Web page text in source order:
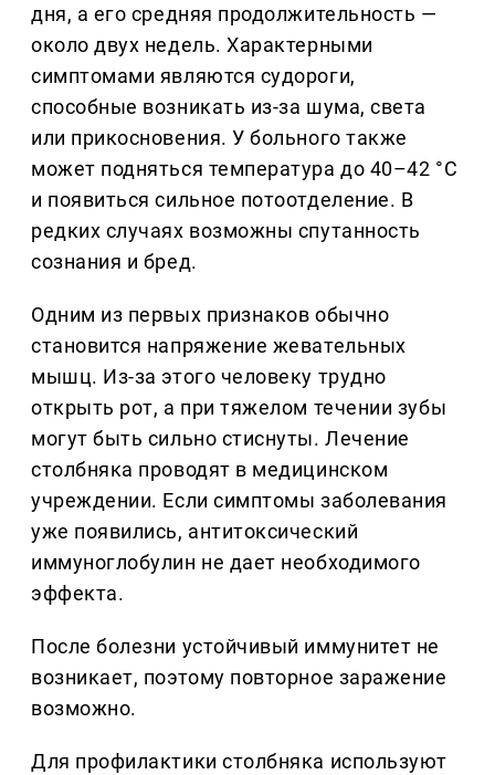
дня, а его средняя продолжительность —
около двух недель. Характерными
симптомами являются судороги,
способные возникать из-за шума, света
или прикосновения. У больного также
может подняться температура до 40–42 °С
и появиться сильное потоотделение. В
редких случаях возможны спутанность
сознания и бред.
Одним из первых признаков обычно
становится напряжение жевательных
мышц. Из-за этого человеку трудно
открыть рот, а при тяжелом течении зубы
могут быть сильно стиснуты. Лечение
столбняка проводят в медицинском
учреждении. Если симптомы заболевания
уже появились, антитоксический
иммуноглобулин не дает необходимого
эффекта.
После болезни устойчивый иммунитет не
возникает, поэтому повторное заражение
возможно.
Для профилактики столбняка используют